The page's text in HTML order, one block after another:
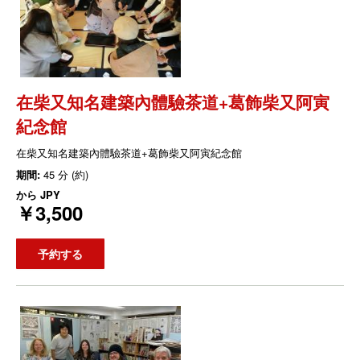
在柴又知名建築內體驗茶道+葛飾柴又阿寅
紀念館
在柴又知名建築內體驗茶道+葛飾柴又阿寅紀念館
期間: 45 分 (約)
から JPY
￥3,500
予約する